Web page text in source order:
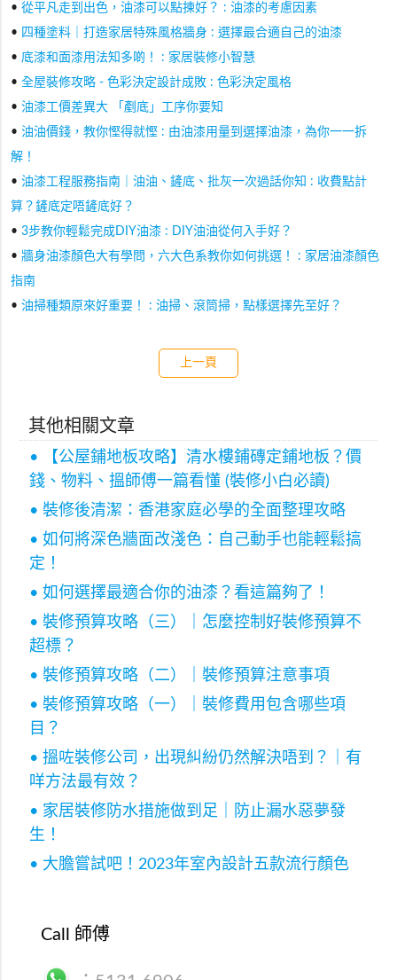
• 從平凡走到出色，油漆可以點揀好？ : 油漆的考慮因素
• 四種塗料｜打造家居特殊風格牆身 : 選擇最合適自己的油漆
• 底漆和面漆用法知多啲！ : 家居裝修小智慧
• 全屋裝修攻略 - 色彩決定設計成敗 : 色彩決定風格
• 油漆工價差異大 「剷底」工序你要知
• 油油價錢，教你慳得就慳 : 由油漆用量到選擇油漆，為你一一拆
解！
• 油漆工程服務指南｜油油、鏟底、批灰一次過話你知 : 收費點計
算？鏟底定唔鏟底好？
• 3步教你輕鬆完成DIY油漆 : DIY油油從何入手好？
• 牆身油漆顏色大有學問，六大色系教你如何挑選！ : 家居油漆顏色
指南
• 油掃種類原來好重要！ : 油掃、滾筒掃，點樣選擇先至好？
上一頁
其他相關文章
• 【公屋鋪地板攻略】清水樓鋪磚定鋪地板？價
錢、物料、搵師傅一篇看懂 (裝修小白必讀)
• 裝修後清潔：香港家庭必學的全面整理攻略
• 如何將深色牆面改淺色：自己動手也能輕鬆搞
定！
• 如何選擇最適合你的油漆？看這篇夠了！
• 裝修預算攻略（三）｜怎麼控制好裝修預算不
超標？
• 裝修預算攻略（二）｜裝修預算注意事項
• 裝修預算攻略（一）｜裝修費用包含哪些項
目？
• 搵咗裝修公司，出現糾紛仍然解決唔到？｜有
咩方法最有效？
• 家居裝修防水措施做到足｜防止漏水惡夢發
生！
• 大膽嘗試吧！2023年室內設計五款流行顏色
Call 師傅